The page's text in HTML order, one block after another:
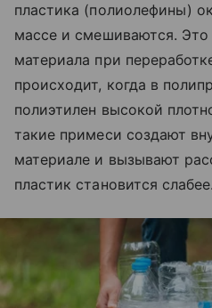
пластика (полиолефины)
массе и смешиваются. Это
материала при
происходит, когда в
полиэтилен высокой
такие примеси создают
материале и вызывают
пластик становится слабее.